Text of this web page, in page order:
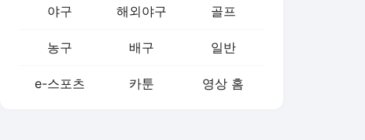
야구 해외야구 골프
농구 배구 일반
e-스포츠 카툰 영상 홈